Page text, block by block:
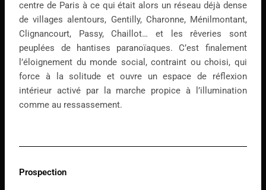
centre de Paris à ce qui était alors un réseau déjà dense
de villages alentours, Gentilly, Charonne, Ménilmontant,
Clignancourt, Passy, Chaillot… et les rêveries sont
peuplées de hantises paranoïaques. C’est finalement
l’éloignement du monde social, contraint ou choisi, qui
force à la solitude et ouvre un espace de réflexion
intérieur activé par la marche propice à l’illumination
comme au ressassement.
Prospection